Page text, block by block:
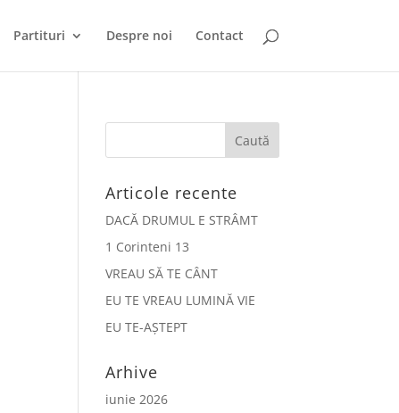
Partituri Despre noi Contact
Articole recente
DACĂ DRUMUL E STRÂMT
1 Corinteni 13
VREAU SĂ TE CÂNT
EU TE VREAU LUMINĂ VIE
EU TE-AȘTEPT
Arhive
iunie 2026